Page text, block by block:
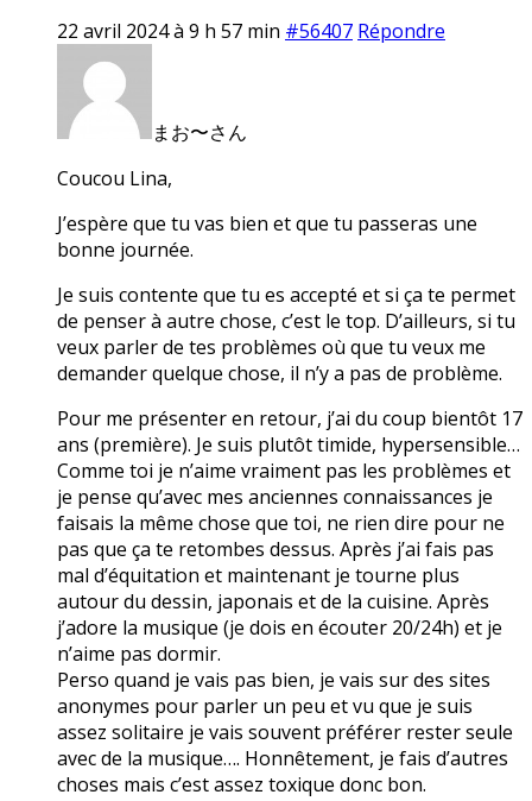
22 avril 2024 à 9 h 57 min #56407 Répondre
まお〜さん
Coucou Lina,
J’espère que tu vas bien et que tu passeras une
bonne journée.
Je suis contente que tu es accepté et si ça te permet
de penser à autre chose, c’est le top. D’ailleurs, si tu
veux parler de tes problèmes où que tu veux me
demander quelque chose, il n’y a pas de problème.
Pour me présenter en retour, j’ai du coup bientôt 17
ans (première). Je suis plutôt timide, hypersensible…
Comme toi je n’aime vraiment pas les problèmes et
je pense qu’avec mes anciennes connaissances je
faisais la même chose que toi, ne rien dire pour ne
pas que ça te retombes dessus. Après j’ai fais pas
mal d’équitation et maintenant je tourne plus
autour du dessin, japonais et de la cuisine. Après
j’adore la musique (je dois en écouter 20/24h) et je
n’aime pas dormir.
Perso quand je vais pas bien, je vais sur des sites
anonymes pour parler un peu et vu que je suis
assez solitaire je vais souvent préférer rester seule
avec de la musique…. Honnêtement, je fais d’autres
choses mais c’est assez toxique donc bon.